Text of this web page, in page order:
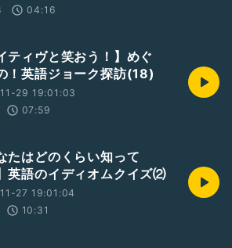
04:16
ティヴと笑おう！】めぐ
！英語ジョーク探訪(18)
29 19:01:03
07:59
たはどのくらい知って
英語のイディオムクイズ⑵
27 19:01:04
10:31